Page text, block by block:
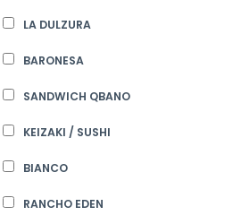
LA DULZURA
BARONESA
SANDWICH QBANO
KEIZAKI / SUSHI
BIANCO
RANCHO EDEN